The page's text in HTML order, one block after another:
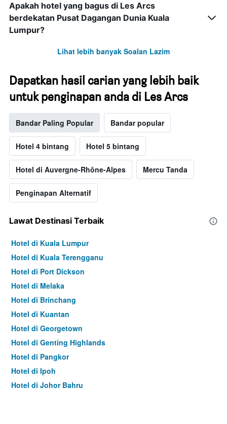
Apakah hotel yang bagus di Les Arcs
berdekatan Pusat Dagangan Dunia Kuala
Lumpur?
Lihat lebih banyak Soalan Lazim
Dapatkan hasil carian yang lebih baik
untuk penginapan anda di Les Arcs
Bandar Paling Popular Bandar popular
Hotel 4 bintang Hotel 5 bintang
Hotel di Auvergne-Rhône-Alpes Mercu Tanda
Penginapan Alternatif
Lawat Destinasi Terbaik
Hotel di Kuala Lumpur
Hotel di Kuala Terengganu
Hotel di Port Dickson
Hotel di Melaka
Hotel di Brinchang
Hotel di Kuantan
Hotel di Georgetown
Hotel di Genting Highlands
Hotel di Pangkor
Hotel di Ipoh
Hotel di Johor Bahru